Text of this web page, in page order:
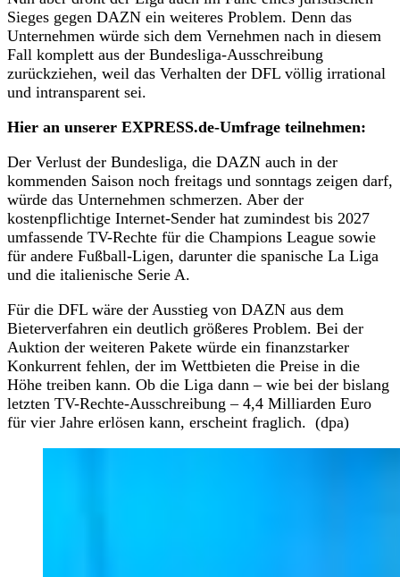
Sieges gegen DAZN ein weiteres Problem. Denn das
Unternehmen würde sich dem Vernehmen nach in diesem
Fall komplett aus der Bundesliga-Ausschreibung
zurückziehen, weil das Verhalten der DFL völlig irrational
und intransparent sei.
Hier an unserer EXPRESS.de-Umfrage teilnehmen:
Der Verlust der Bundesliga, die DAZN auch in der
kommenden Saison noch freitags und sonntags zeigen darf,
würde das Unternehmen schmerzen. Aber der
kostenpflichtige Internet-Sender hat zumindest bis 2027
umfassende TV-Rechte für die Champions League sowie
für andere Fußball-Ligen, darunter die spanische La Liga
und die italienische Serie A.
Für die DFL wäre der Ausstieg von DAZN aus dem
Bieterverfahren ein deutlich größeres Problem. Bei der
Auktion der weiteren Pakete würde ein finanzstarker
Konkurrent fehlen, der im Wettbieten die Preise in die
Höhe treiben kann. Ob die Liga dann – wie bei der bislang
letzten TV-Rechte-Ausschreibung – 4,4 Milliarden Euro
für vier Jahre erlösen kann, erscheint fraglich. (dpa)